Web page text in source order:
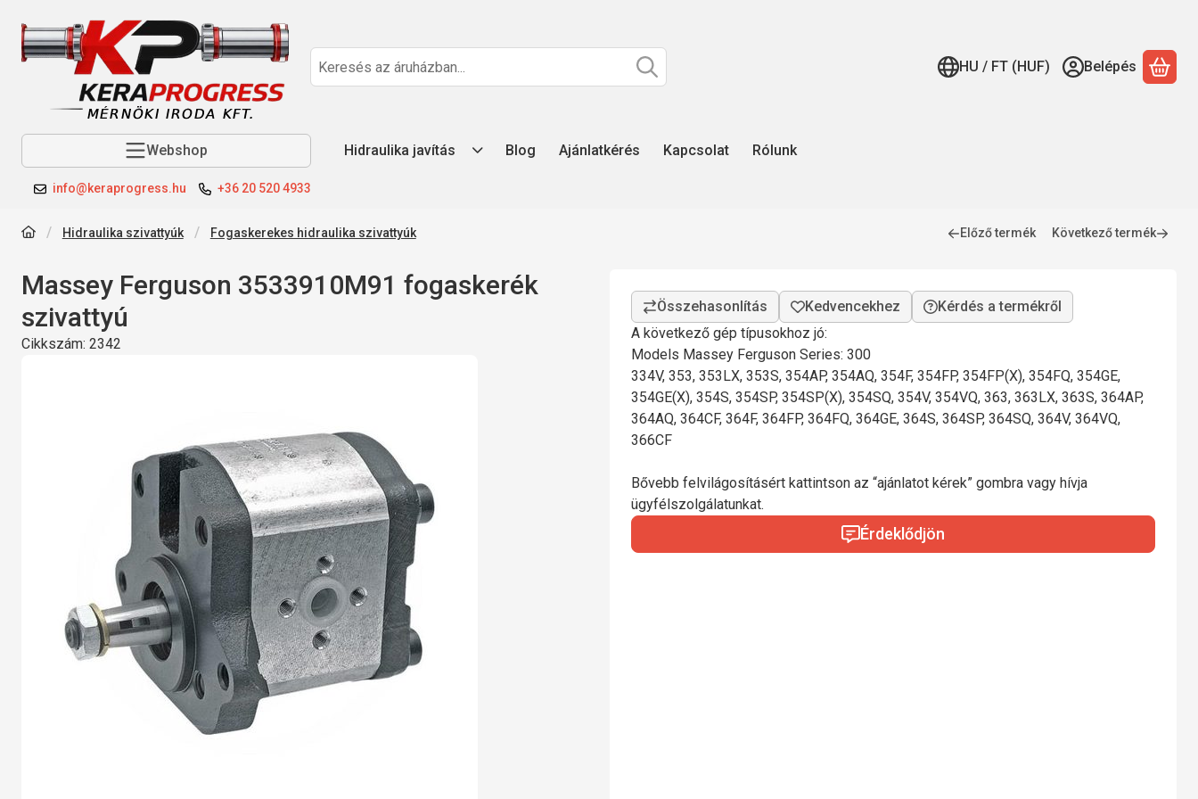
HU / FT (HUF) Belépés A
Webshop Hidraulika javítás Blog Ajánlatkérés Kapcsolat Rólunk
info@keraprogress.hu +36 20 520 4933
Hidraulika szivattyúk Fogaskerekes hidraulika szivattyúk Előző termék Következő termék
Massey Ferguson 3533910M91 fogaskerék
szivattyú
Cikkszám: 2342
Kérdés a termékről
A következő gép típusokhoz jó:
Models Massey Ferguson Series: 300
334V, 353, 353LX, 353S, 354AP, 354AQ, 354F, 354FP, 354FP(X), 354FQ, 354GE,
354GE(X), 354S, 354SP, 354SP(X), 354SQ, 354V, 354VQ, 363, 363LX, 363S, 364AP,
364AQ, 364CF, 364F, 364FP, 364FQ, 364GE, 364S, 364SP, 364SQ, 364V, 364VQ,
366CF
Bővebb felvilágosításért kattintson az “ajánlatot kérek” gombra vagy hívja
ügyfélszolgálatunkat.
Érdeklődjön